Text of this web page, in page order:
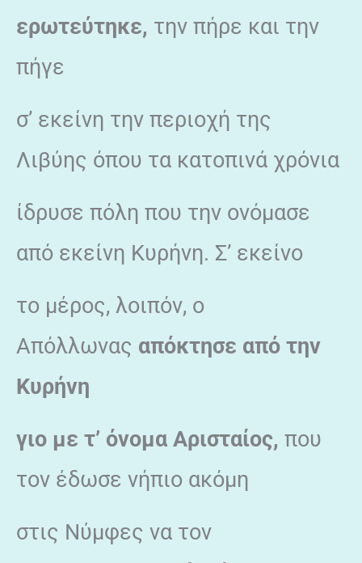
ερωτεύτηκε, την πήρε και την
πήγε
σ’ εκείνη την περιοχή της
Λιβύης όπου τα κατοπινά χρόνια
ίδρυσε πόλη που την ονόμασε
από εκείνη Κυρήνη. Σ’ εκείνο
το μέρος, λοιπόν, ο
Απόλλωνας απόκτησε από την
Κυρήνη
γιο με τ’ όνομα Αρισταίος, που
τον έδωσε νήπιο ακόμη
στις Νύμφες να τον